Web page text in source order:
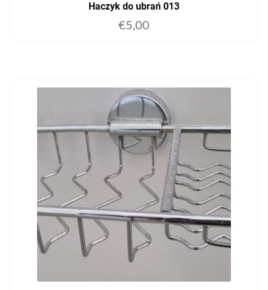
Haczyk do ubrań 013
€5,00